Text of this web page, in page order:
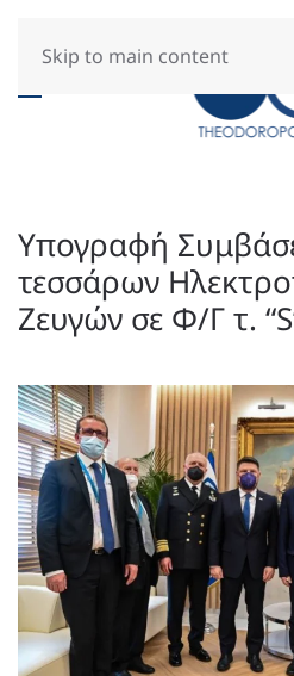
Skip to main content
Υπογραφή
τεσσάρων
Ζευγών σε Φ/Γ τ.